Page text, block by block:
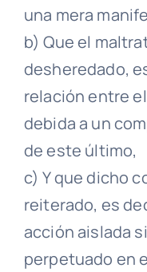
una mera
b) Que el
desheredado,
relación entre
debida a un
de este último,
c) Y que dicho
reiterado, es
acción aislada
perpetuado en